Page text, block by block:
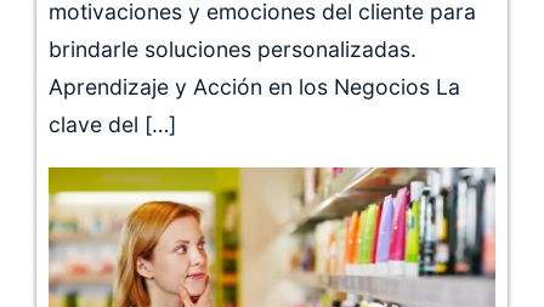
motivaciones y emociones del cliente para
brindarle soluciones personalizadas.
Aprendizaje y Acción en los Negocios La
clave del […]